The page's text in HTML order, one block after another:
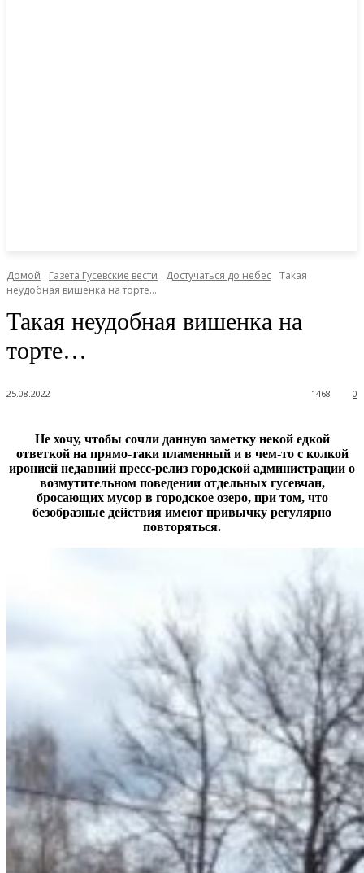
Домой Газета Гусевские вести Достучаться до небес Такая
неудобная вишенка на торте…
Такая неудобная вишенка на
торте…
25.08.2022 0
1468
Не хочу, чтобы сочли данную заметку некой едкой
ответкой на прямо-таки пламенный и в чем-то с колкой
иронией недавний пресс-релиз городской администрации о
возмутительном поведении отдельных гусевчан,
бросающих мусор в городское озеро, при том, что
безобразные действия имеют привычку регулярно
повторяться.